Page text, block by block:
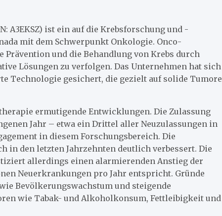
A3EKSZ) ist ein auf die Krebsforschung und -
mit dem Schwerpunkt Onkologie. Onco-
Prävention und die Behandlung von Krebs durch
Lösungen zu verfolgen. Das Unternehmen hat sich
Technologie gesichert, die gezielt auf solide Tumore
ermutigende Entwicklungen. Die Zulassung
Jahr – etwa ein Drittel aller Neuzulassungen in
in diesem Forschungsbereich. Die
in den letzten Jahrzehnten deutlich verbessert. Die
allerdings einen alarmierenden Anstieg der
Neuerkrankungen pro Jahr entspricht. Gründe
Bevölkerungswachstum und steigende
wie Tabak- und Alkoholkonsum, Fettleibigkeit und